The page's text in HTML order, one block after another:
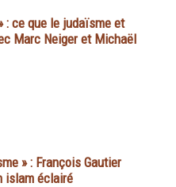
: ce que le judaïsme et
Marc Neiger et Michaël
» : François Gautier
islam éclairé